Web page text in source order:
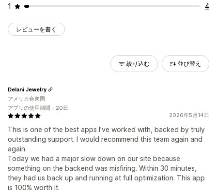
1
4
レビューを書く
絞り込む 並び替え
2026年5月14日
This is one of the best apps I’ve worked with, backed by truly
outstanding support. I would recommend this team again and
again.
Today we had a major slow down on our site because
something on the backend was misfiring. Within 30 minutes,
they had us back up and running at full optimization. This app
is 100% worth it.
Delani Jewelry
アメリカ合衆国
アプリの使用期間：20日